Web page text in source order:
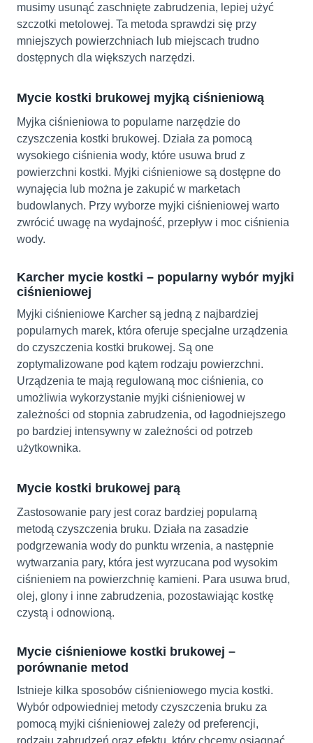
musimy usunąć zaschnięte zabrudzenia, lepiej użyć
szczotki metolowej. Ta metoda sprawdzi się przy
mniejszych powierzchniach lub miejscach trudno
dostępnych dla większych narzędzi.
Mycie kostki brukowej myjką ciśnieniową
Myjka ciśnieniowa to popularne narzędzie do
czyszczenia kostki brukowej. Działa za pomocą
wysokiego ciśnienia wody, które usuwa brud z
powierzchni kostki. Myjki ciśnieniowe są dostępne do
wynajęcia lub można je zakupić w marketach
budowlanych. Przy wyborze myjki ciśnieniowej warto
zwrócić uwagę na wydajność, przepływ i moc ciśnienia
wody.
Karcher mycie kostki – popularny wybór myjki
ciśnieniowej
Myjki ciśnieniowe Karcher są jedną z najbardziej
popularnych marek, która oferuje specjalne urządzenia
do czyszczenia kostki brukowej. Są one
zoptymalizowane pod kątem rodzaju powierzchni.
Urządzenia te mają regulowaną moc ciśnienia, co
umożliwia wykorzystanie myjki ciśnieniowej w
zależności od stopnia zabrudzenia, od łagodniejszego
po bardziej intensywny w zależności od potrzeb
użytkownika.
Mycie kostki brukowej parą
Zastosowanie pary jest coraz bardziej popularną
metodą czyszczenia bruku. Działa na zasadzie
podgrzewania wody do punktu wrzenia, a następnie
wytwarzania pary, która jest wyrzucana pod wysokim
ciśnieniem na powierzchnię kamieni. Para usuwa brud,
olej, glony i inne zabrudzenia, pozostawiając kostkę
czystą i odnowioną.
Mycie ciśnieniowe kostki brukowej –
porównanie metod
Istnieje kilka sposobów ciśnieniowego mycia kostki.
Wybór odpowiedniej metody czyszczenia bruku za
pomocą myjki ciśnieniowej zależy od preferencji,